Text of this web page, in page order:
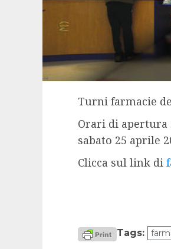
Turni farmacie
Orari di apertura
sabato 25 aprile
Clicca sul link di
Tags: